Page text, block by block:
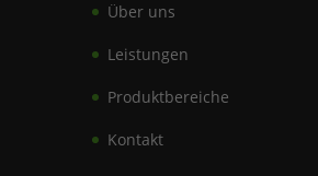
Über uns
Leistungen
Produktbereiche
Kontakt